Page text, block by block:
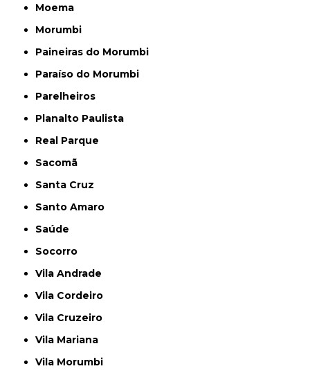
Moema
Morumbi
Paineiras do Morumbi
Paraíso do Morumbi
Parelheiros
Planalto Paulista
Real Parque
Sacomã
Santa Cruz
Santo Amaro
Saúde
Socorro
Vila Andrade
Vila Cordeiro
Vila Cruzeiro
Vila Mariana
Vila Morumbi